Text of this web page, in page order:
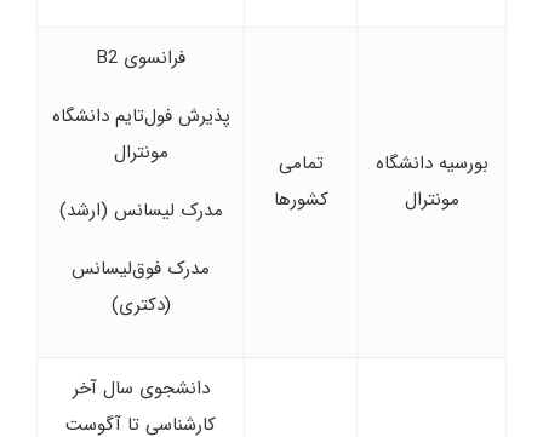
بورسیه دانشگاه
مونترال
تمامی
کشورها
فرانسوی B2
پذیرش فول‌تایم دانشگاه
مونترال
مدرک لیسانس (ارشد)
مدرک فوق‌لیسانس
(دکتری)
دانشجوی سال آخر
کارشناسی تا آگوست